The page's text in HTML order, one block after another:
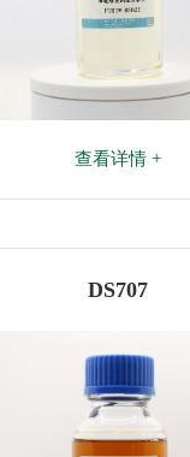
查看详情 +
DS707